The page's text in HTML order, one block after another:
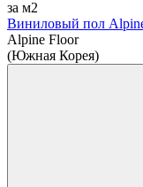
за м2
Виниловый пол
Alpine Floor
(Южная Корея)